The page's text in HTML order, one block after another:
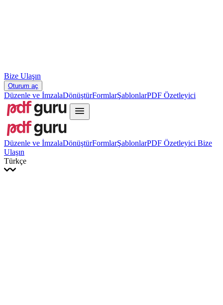
Bize Ulaşın
Oturum aç
Düzenle ve İmzalaDönüştürFormlarŞablonlarPDF Özetleyici
Düzenle ve İmzalaDönüştürFormlarŞablonlarPDF Özetleyici Bize
Ulaşın
Türkçe